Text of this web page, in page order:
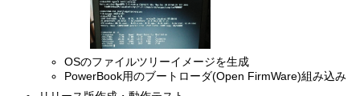
OSのファイルツリーイメージを生成
PowerBook用のブートローダ(Open FirmWare)組み込み